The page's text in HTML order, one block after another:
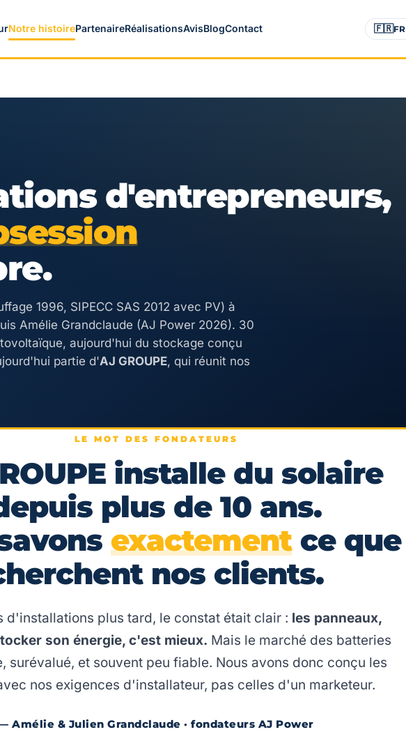
Notre histoirePartenaireRéalisationsAvisBlogContact 🇫🇷FR
d'entrepreneurs,
1996, SIPECC SAS 2012 avec PV) à
Amélie Grandclaude (AJ Power 2026). 30
aujourd'hui du stockage conçu
partie d'AJ GROUPE, qui réunit nos
LE MOT DES FONDATEURS
installe du solaire
plus de 10 ans.
exactementce que
nos clients.
d'installations plus tard, le constat était clair : les panneaux,
son énergie, c'est mieux. Mais le marché des batteries
surévalué, et souvent peu fiable. Nous avons donc conçu les
nos exigences d'installateur, pas celles d'un marketeur.
Amélie & Julien Grandclaude · fondateurs AJ Power